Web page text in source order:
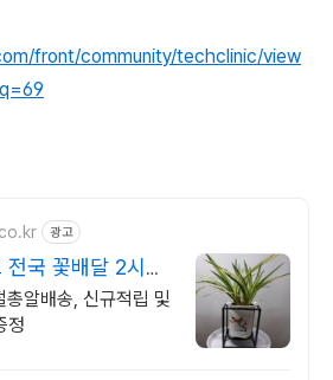
front/community/techclinic/view
광고
국 꽃배달 2시간
알배송, 신규적립 및
정